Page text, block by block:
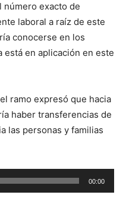
número exacto de
laboral a raíz de este
conocerse en los
está en aplicación en este
ramo expresó que hacia
haber transferencias de
las personas y familias
00:00